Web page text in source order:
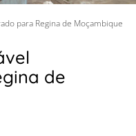
para Regina de Moçambique
de